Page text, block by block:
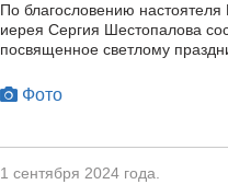
По благословению
иерея Сергия Шестопалова
посвященное светлому
Фото
1 сентября 2024 года.